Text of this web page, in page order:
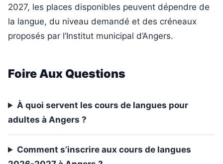
2027, les places disponibles peuvent dépendre de
la langue, du niveau demandé et des créneaux
proposés par l’Institut municipal d’Angers.
Foire Aux Questions
À quoi servent les cours de langues pour
adultes à Angers ?
Comment s’inscrire aux cours de langues